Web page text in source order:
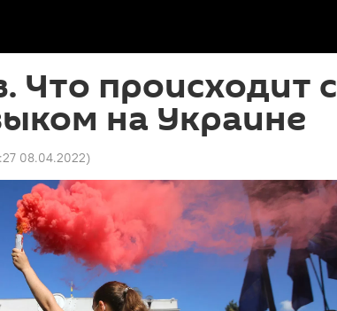
Что происходит с
на Украине
08.04.2022)